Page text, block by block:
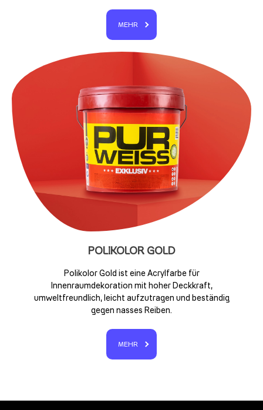
MEHR
POLIKOLOR GOLD
Polikolor Gold ist eine Acrylfarbe für
Innenraumdekoration mit hoher Deckkraft,
umweltfreundlich, leicht aufzutragen und beständig
gegen nasses Reiben.
MEHR